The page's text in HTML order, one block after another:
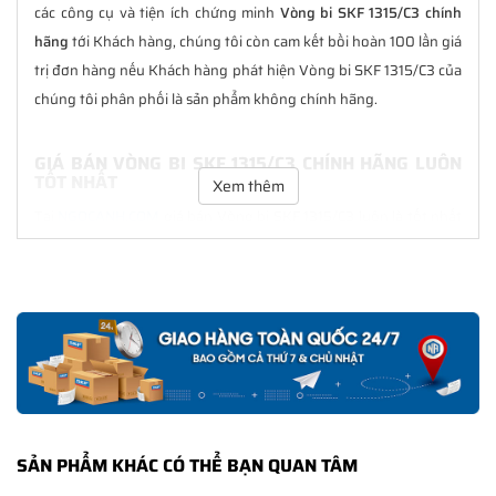
các công cụ và tiện ích chứng minh Vòng bi SKF 1315/C3 chính
hãngtới Khách hàng, chúng tôi còn cam kết bồi hoàn 100 lần giá
trị đơn hàng nếu Khách hàng phát hiện Vòng bi SKF 1315/C3 của
chúng tôi phân phối là sản phẩm không chính hãng.
GIÁ BÁN VÒNG BI SKF 1315/C3 CHÍNH HÃNG LUÔN
với nhiều ưu đãi kèm theo và các dịch vụ hẫu mãi sau bán hàng.
CHẾ ĐỘ BẢO HÀNH VÒNG BI SKF 1315/C3 CHÍNH
HÃNG
Tất cả các sản phẩm SKF chính hãng doSKF Ngọc Anhphân
phối đều được bảo hành chính hãng theo đúng tiêu chuẩn bảo
hành của nhà sản xuất.
Xem thêm
SẢN PHẨM KHÁC CÓ THỂ BẠN QUAN TÂM